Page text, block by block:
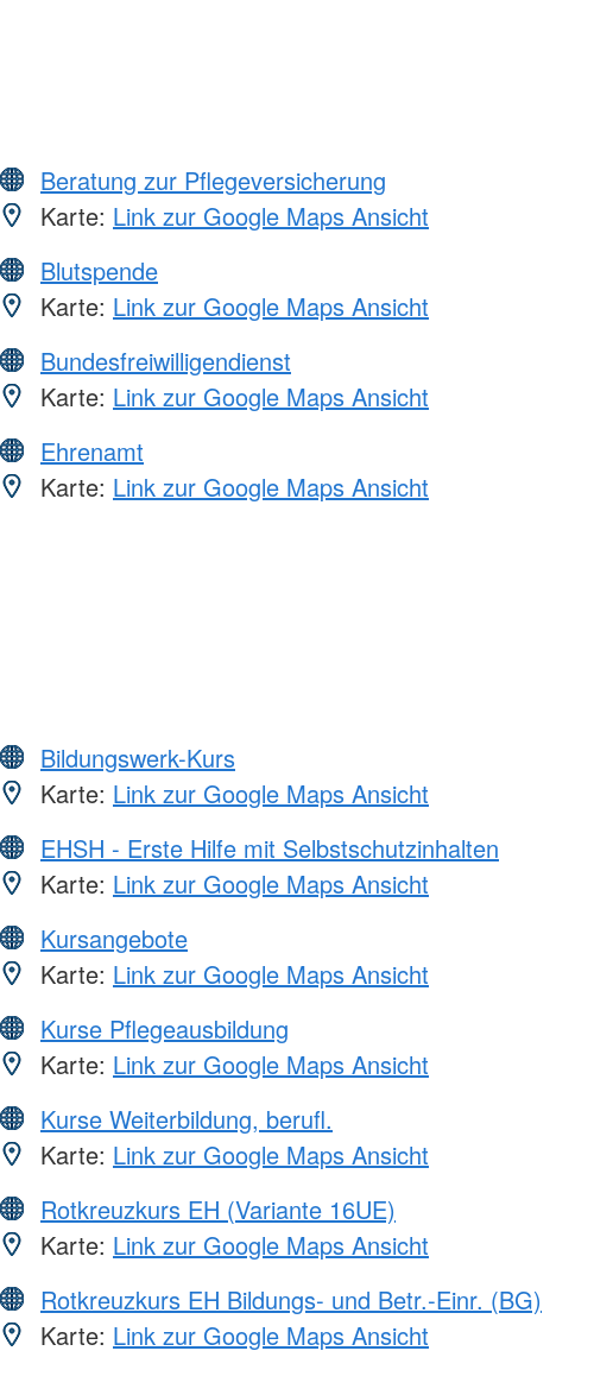
Beratung zur Pflegeversicherung
Karte: Link zur Google Maps Ansicht
Blutspende
Karte: Link zur Google Maps Ansicht
Bundesfreiwilligendienst
Karte: Link zur Google Maps Ansicht
Ehrenamt
Karte: Link zur Google Maps Ansicht
Bildungswerk-Kurs
Karte: Link zur Google Maps Ansicht
EHSH - Erste Hilfe mit Selbstschutzinhalten
Karte: Link zur Google Maps Ansicht
Kursangebote
Karte: Link zur Google Maps Ansicht
Kurse Pflegeausbildung
Karte: Link zur Google Maps Ansicht
Kurse Weiterbildung, berufl.
Karte: Link zur Google Maps Ansicht
Rotkreuzkurs EH (Variante 16UE)
Karte: Link zur Google Maps Ansicht
Rotkreuzkurs EH Bildungs- und Betr.-Einr. (BG)
Karte: Link zur Google Maps Ansicht